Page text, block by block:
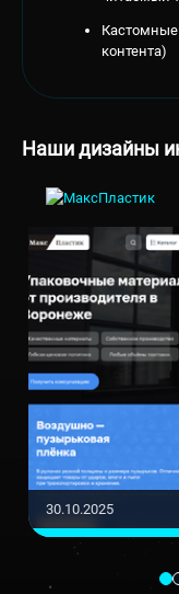
Кастомные
контента)
Наши дизайны
30.10.2025